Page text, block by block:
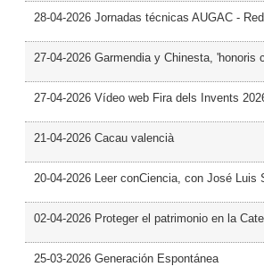
28-04-2026 Jornadas técnicas AUGAC -
27-04-2026 Garmendia y Chinesta, 'honoris
27-04-2026 Vídeo web Fira dels Invents
21-04-2026 Cacau valencià
20-04-2026 Leer conCiencia, con José Luis
02-04-2026 Proteger el patrimonio en la
25-03-2026 Generación Espontánea